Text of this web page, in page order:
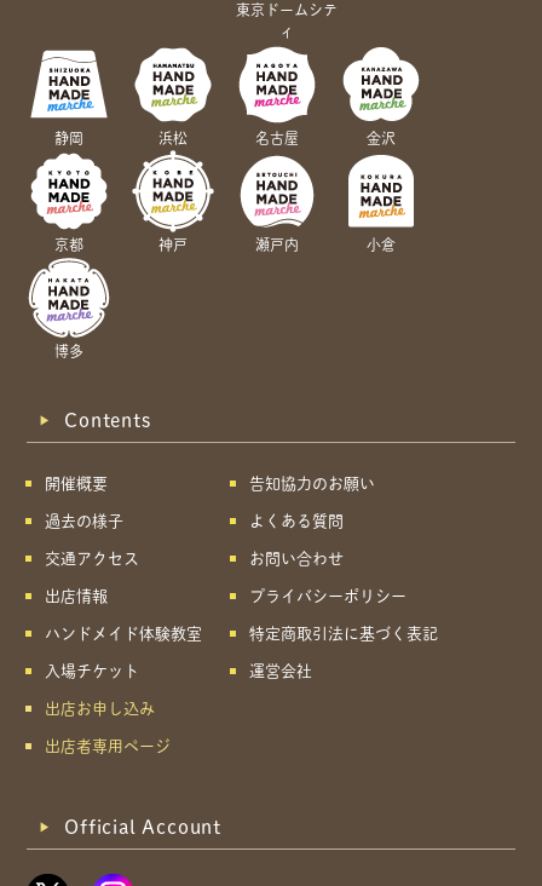
東京ドームシテ
ィ
静岡 浜松 名古屋 金沢
京都 神戸 瀬戸内 小倉
博多
Contents
開催概要
過去の様子
交通アクセス
出店情報
ハンドメイド体験教室
入場チケット
出店お申し込み
出店者専用ページ
告知協力のお願い
よくある質問
お問い合わせ
プライバシーポリシー
特定商取引法に基づく表記
運営会社
Official Account